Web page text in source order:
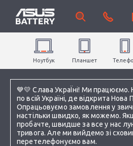
💙💛 Слава УкраЇні! Ми
по всій Україні, де відкрита Нова
Опрацьовуємо замовлення у
настільки швидко, як можемо.
пробачте, швидше за все у нас
тривога. Але ми вийдемо зі
перетелефонуємо вам.
Ноутбук Планшет